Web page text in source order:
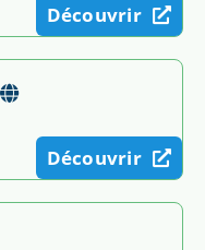
Découvrir
Découvrir